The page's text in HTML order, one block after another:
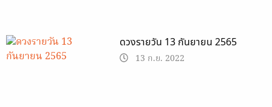
ดวงรายวัน 13 กันยายน 2565
13 ก.ย. 2022